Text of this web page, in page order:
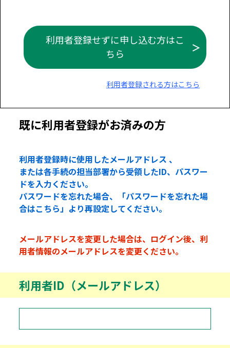
利用者登録せずに申し込む方はこ
ちら
利用者登録される方はこちら
既に利用者登録がお済みの方
利用者登録時に使用したメールアドレス 、
または各手続の担当部署から受領したID、パスワー
ドを入力ください。
パスワードを忘れた場合、「パスワードを忘れた場
合はこちら」より再設定してください。
メールアドレスを変更した場合は、ログイン後、利
用者情報のメールアドレスを変更ください。
利用者ID（メールアドレス）